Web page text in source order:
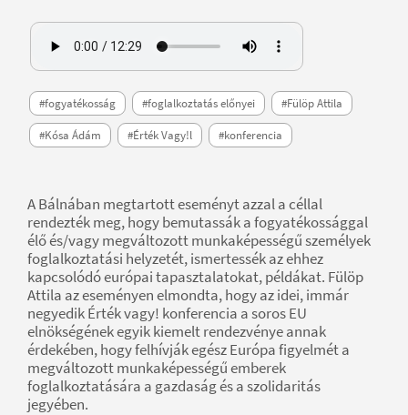
#fogyatékosság #foglalkoztatás előnyei #Fülöp Attila
#Kósa Ádám #Érték Vagy!l #konferencia
A Bálnában megtartott eseményt azzal a céllal
rendezték meg, hogy bemutassák a fogyatékossággal
élő és/vagy megváltozott munkaképességű személyek
foglalkoztatási helyzetét, ismertessék az ehhez
kapcsolódó európai tapasztalatokat, példákat. Fülöp
Attila az eseményen elmondta, hogy az idei, immár
negyedik Érték vagy! konferencia a soros EU
elnökségének egyik kiemelt rendezvénye annak
érdekében, hogy felhívják egész Európa figyelmét a
megváltozott munkaképességű emberek
foglalkoztatására a gazdaság és a szolidaritás
jegyében.